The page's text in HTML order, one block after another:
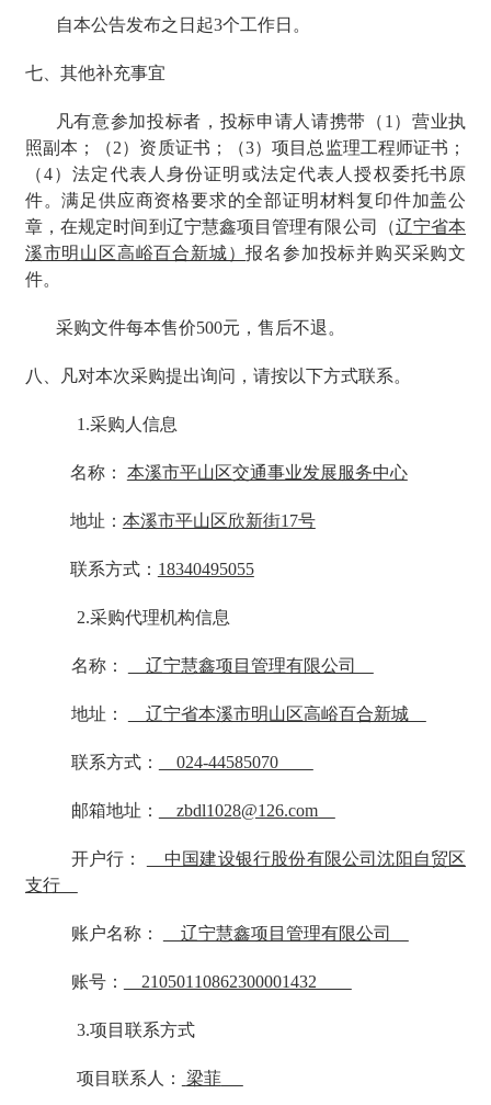
自本公告发布之日起3个工作日。
七、其他补充事宜
凡有意参加投标者，投标申请人请携带（1）营业执
照副本；（2）资质证书；（3）项目总监理工程师证书；
（4）法定代表人身份证明或法定代表人授权委托书原
件。满足供应商资格要求的全部证明材料复印件加盖公
章，在规定时间到辽宁慧鑫项目管理有限公司（辽宁省本
溪市明山区高峪百合新城）报名参加投标并购买采购文
件。
采购文件每本售价500元，售后不退。
八、凡对本次采购提出询问，请按以下方式联系。
1.采购人信息
名称： 本溪市平山区交通事业发展服务中心
地址： 本溪市平山区欣新街17号
联系方式： 18340495055
2.采购代理机构信息
名称： 辽宁慧鑫项目管理有限公司
地址： 辽宁省本溪市明山区高峪百合新城
联系方式： 024-44585070
邮箱地址： zbdl1028@126.com
开户行：
中国建设银行股份有限公司沈阳自贸区
支行
账户名称： 辽宁慧鑫项目管理有限公司
账号： 21050110862300001432
3.项目联系方式
项目联系人： 梁菲